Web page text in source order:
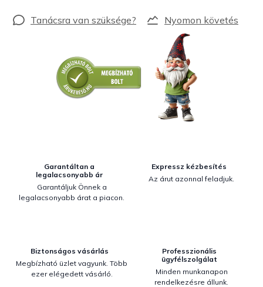
Nyomon követés
Garantáltan a
legalacsonyabb ár
Garantáljuk Önnek a
legalacsonyabb árat a piacon.
Expressz kézbesítés
Az árut azonnal feladjuk.
Biztonságos vásárlás
Megbízható üzlet vagyunk. Több
ezer elégedett vásárló.
Professzionális
ügyfélszolgálat
Minden munkanapon
rendelkezésre állunk.